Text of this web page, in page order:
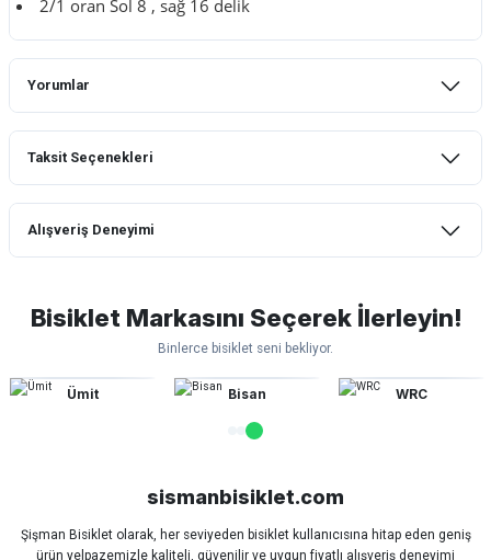
2/1 oran Sol 8 , sağ 16 delik
Yorumlar
Taksit Seçenekleri
Alışveriş Deneyimi
lastik yanak kısmından 3cm yarıldı ama
normal sürüşe uygun
Siparişim problemsiz geldi teşekkürler.
DOĞUŞ GÖKTAY | 17/07/2026
Bisiklet Markasını Seçerek İlerleyin!
Binlerce bisiklet seni bekliyor.
Ümit Bisan WRC
sismanbisiklet.com
Şişman Bisiklet olarak, her seviyeden bisiklet kullanıcısına hitap eden geniş
ürün yelpazemizle kaliteli, güvenilir ve uygun fiyatlı alışveriş deneyimi